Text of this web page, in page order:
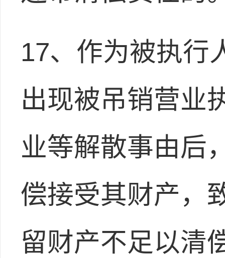
17、作为被执行
出现被吊销营业
业等解散事由后
偿接受其财产，
留财产不足以清